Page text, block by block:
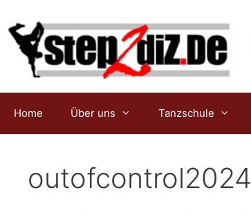
Inhalt
springen
Home Über uns Tanzschule
outofcontrol2024